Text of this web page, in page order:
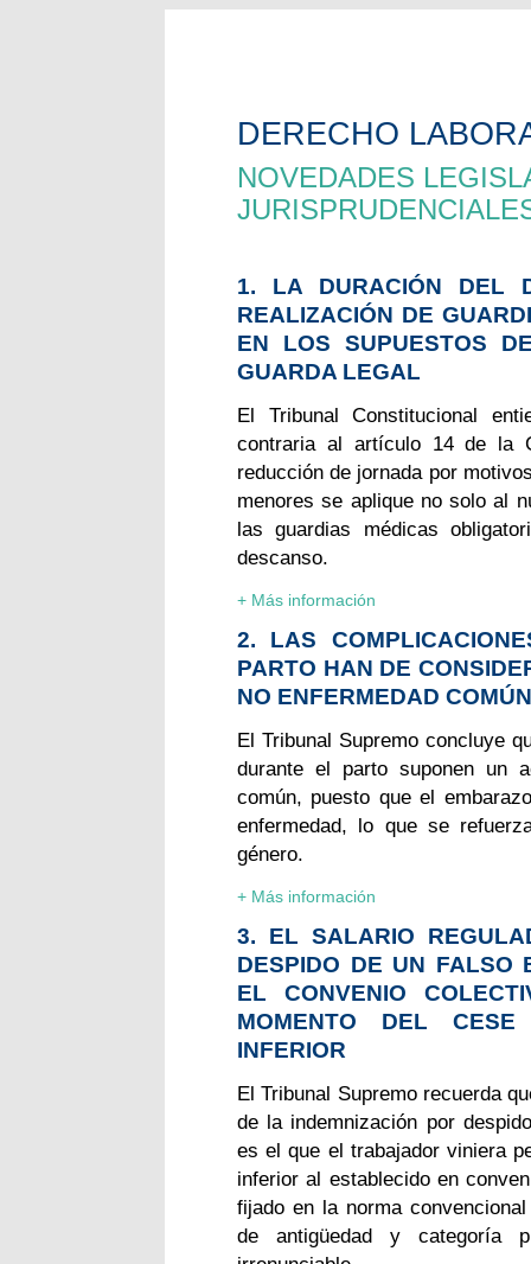
DERECHO
NOVEDADES
1. LA DURACIÓN DEL
REALIZACIÓN DE
EN LOS SUPUESTOS
GUARDA LEGAL
El Tribunal Constitucional
contraria al artículo 14 de la
reducción de jornada por
menores se aplique no solo al
las guardias médicas
descanso.
+ Más información
2. LAS
PARTO HAN DE
NO ENFERMEDAD COMÚN
El Tribunal Supremo concluye
durante el parto suponen un
común, puesto que el
enfermedad, lo que se
género.
+ Más información
3. EL SALARIO
DESPIDO DE UN FALSO
EL CONVENIO
MOMENTO DEL CESE
INFERIOR
El Tribunal Supremo recuerda
de la indemnización por
es el que el trabajador viniera
inferior al establecido en
fijado en la norma
de antigüedad y categoría